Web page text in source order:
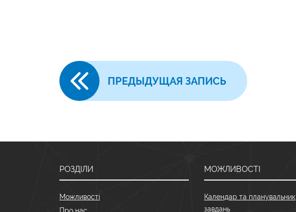
ПРЕДЫДУЩАЯ ЗАПИСЬ
РОЗДІЛИ
Можливості
МОЖЛИВОСТІ
Календар та планувальник
завдань